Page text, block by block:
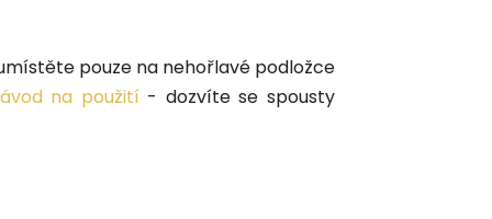
pouze na nehořlavé podložce
na použití - dozvíte se spousty